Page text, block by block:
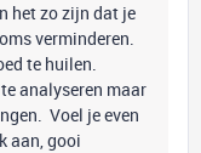
het zo zijn dat je
verminderen.
te huilen.
analyseren maar
Voel je even
aan, gooi